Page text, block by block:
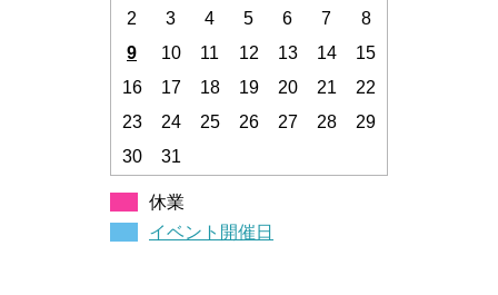
2
3 4 5 6 7
8
9
10 11 12 13 14
15
16
17 18 19 20 21
22
23
24 25 26 27 28
29
30
31
休業
イベント開催日